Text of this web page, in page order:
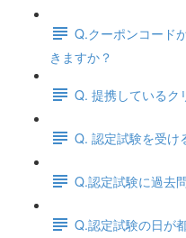
Q.クーポンコード
きますか？
Q. 提携しているク
Q. 認定試験を受け
Q.認定試験に過去
Q.認定試験の日が